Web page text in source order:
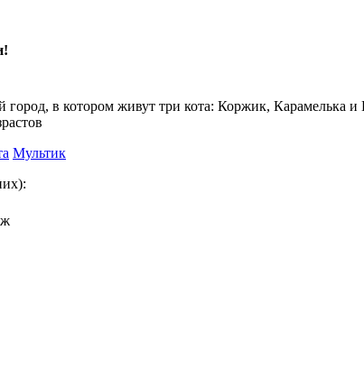
город, в котором живут три кота: Коржик, Карамелька и
Мультик